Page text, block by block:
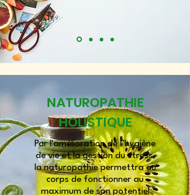
NATUROPATHIE
HOLISTIQUE
Par l'amélioration de l’hygiène
de vie et la gestion du stress,
la naturopathie permettra au
corps de fonctionner au
maximum de son potentiel